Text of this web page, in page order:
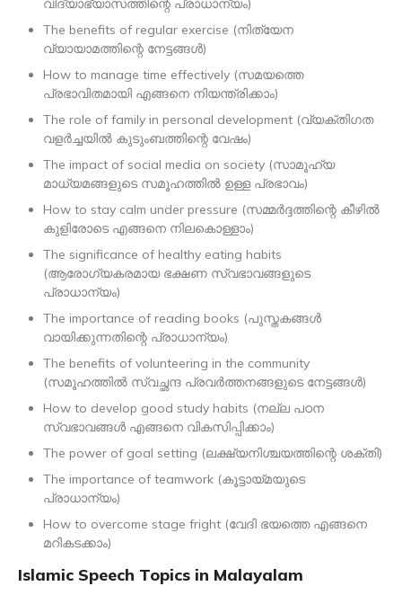
വിദ്യാഭ്യാസത്തിന്റെ പ്രാധാന്യം)
The benefits of regular exercise (നിത്യേന
വ്യായാമത്തിന്റെ നേട്ടങ്ങൾ)
How to manage time effectively (സമയത്തെ
പ്രഭാവിതമായി എങ്ങനെ നിയന്ത്രിക്കാം)
The role of family in personal development (വ്യക്തിഗത
വളർച്ചയിൽ കുടുംബത്തിന്റെ വേഷം)
The impact of social media on society (സാമൂഹ്യ
മാധ്യമങ്ങളുടെ സമൂഹത്തിൽ ഉള്ള പ്രഭാവം)
How to stay calm under pressure (സമ്മർദ്ദത്തിന്റെ കീഴിൽ
കുളിരോടെ എങ്ങനെ നിലകൊള്ളാം)
The significance of healthy eating habits
(ആരോഗ്യകരമായ ഭക്ഷണ സ്വഭാവങ്ങളുടെ
പ്രാധാന്യം)
The importance of reading books (പുസ്തകങ്ങൾ
വായിക്കുന്നതിന്റെ പ്രാധാന്യം)
The benefits of volunteering in the community
(സമൂഹത്തിൽ സ്വച്ഛന്ദ പ്രവർത്തനങ്ങളുടെ നേട്ടങ്ങൾ)
How to develop good study habits (നല്ല പഠന
സ്വഭാവങ്ങൾ എങ്ങനെ വികസിപ്പിക്കാം)
The power of goal setting (ലക്ഷ്യനിശ്ചയത്തിന്റെ ശക്തി)
The importance of teamwork (കൂട്ടായ്മയുടെ
പ്രാധാന്യം)
How to overcome stage fright (വേദി ഭയത്തെ എങ്ങനെ
മറികടക്കാം)
Islamic Speech Topics in Malayalam